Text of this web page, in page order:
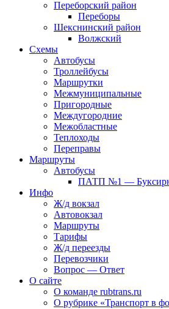
Переборский район
Переборы
Шекснинский район
Волжский
Схемы
Автобусы
Троллейбусы
Маршрутки
Межмуниципальные
Пригородные
Междугородние
Межобластные
Теплоходы
Переправы
Маршруты
Автобусы
ПАТП №1 —
Инфо
Ж/д вокзал
Автовокзал
Маршруты
Тарифы
Ж/д переезды
Перевозчики
Вопрос — Ответ
О сайте
О команде rubtrans.ru
О рубрике «Транспорт в